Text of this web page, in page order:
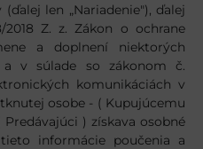
len „Nariadenie"), ďalej
Z. z. Zákon o ochrane
a doplnení niektorých
v súlade so zákonom č.
komunikáciách v
osobe - ( Kupujúcemu
) získava osobné
informácie poučenia a